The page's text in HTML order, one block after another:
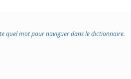
quel mot pour naviguer dans le dictionnaire.